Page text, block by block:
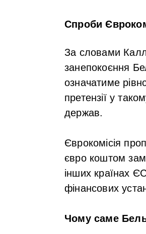
Спроби
За словами
занепокоєння
означатиме
претензії у
держав.
Єврокомісія
євро коштом
інших країнах
фінансових
Чому саме